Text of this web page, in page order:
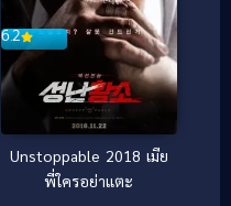
6.2
Unstoppable 2018 เมีย
พี่ใครอย่าแตะ